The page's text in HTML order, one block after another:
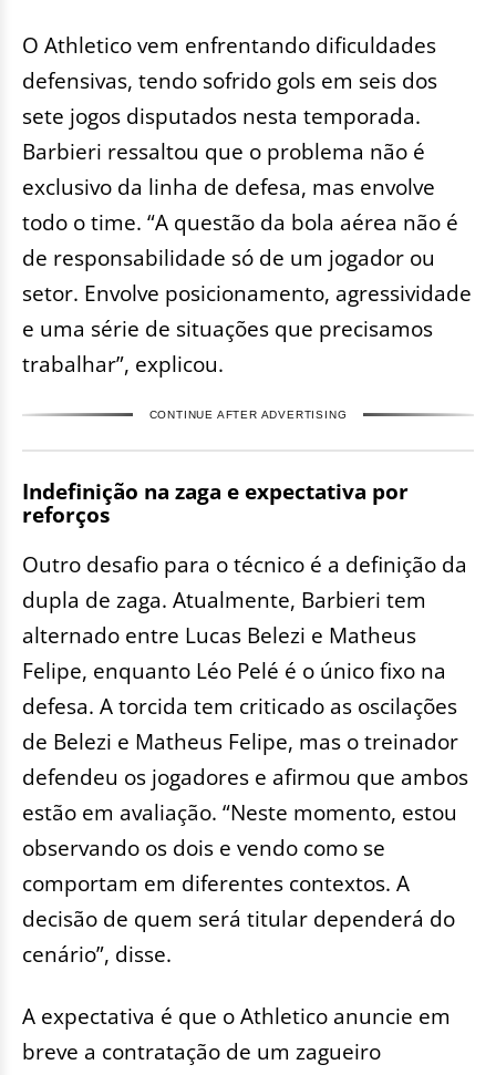
O Athletico vem enfrentando dificuldades
defensivas, tendo sofrido gols em seis dos
sete jogos disputados nesta temporada.
Barbieri ressaltou que o problema não é
exclusivo da linha de defesa, mas envolve
todo o time. “A questão da bola aérea não é
de responsabilidade só de um jogador ou
setor. Envolve posicionamento, agressividade
e uma série de situações que precisamos
trabalhar”, explicou.
CONTINUE AFTER ADVERTISING
Indefinição na zaga e expectativa por
reforços
Outro desafio para o técnico é a definição da
dupla de zaga. Atualmente, Barbieri tem
alternado entre Lucas Belezi e Matheus
Felipe, enquanto Léo Pelé é o único fixo na
defesa. A torcida tem criticado as oscilações
de Belezi e Matheus Felipe, mas o treinador
defendeu os jogadores e afirmou que ambos
estão em avaliação. “Neste momento, estou
observando os dois e vendo como se
comportam em diferentes contextos. A
decisão de quem será titular dependerá do
cenário”, disse.
A expectativa é que o Athletico anuncie em
breve a contratação de um zagueiro